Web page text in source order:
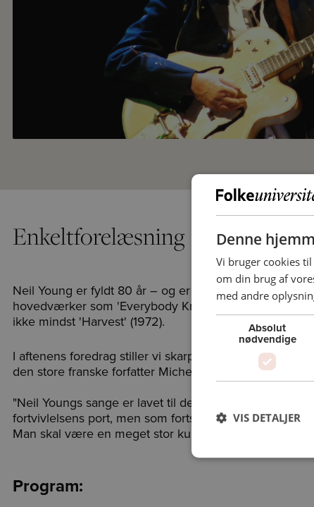
Enkeltforelæsning
Neil Young er fyldt 80 år – og er stadig særdeles
hovedværker som 'Everybody Knows This is
ikke mindst 'Harvest' (1972).
I aftenens foredrag stiller vi skarpt på originalen fra
den store franske forfatter Michel Houellebeqc engang
"Neil Youngs sange er lavet til dem, der ofte er
fortvivlelsens port, men som fortsætter, ikke desto
Man skal være en meget stor kunstner for at have
Program:
Denne
Vi bruger cookies
om din brug af
med andre
Absolut
nødvendige
VIS DETALJER